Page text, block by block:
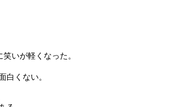
いが軽くなった。
白くない。